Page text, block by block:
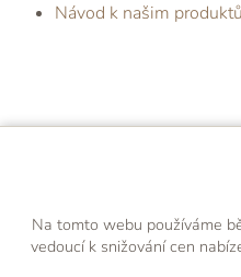
Návod k našim
Na tomto webu používáme
vedoucí k snižování cen